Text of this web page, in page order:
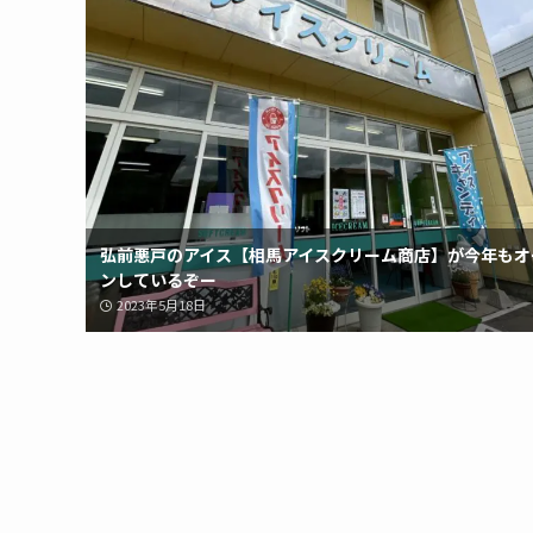
弘前悪戸のアイス【相馬アイスクリーム商店】が今年も
ンしているぞー
2023年5月18日